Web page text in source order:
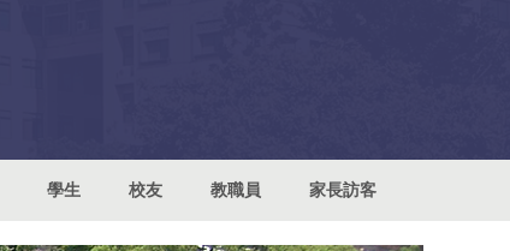
學生 校友 教職員 家長訪客